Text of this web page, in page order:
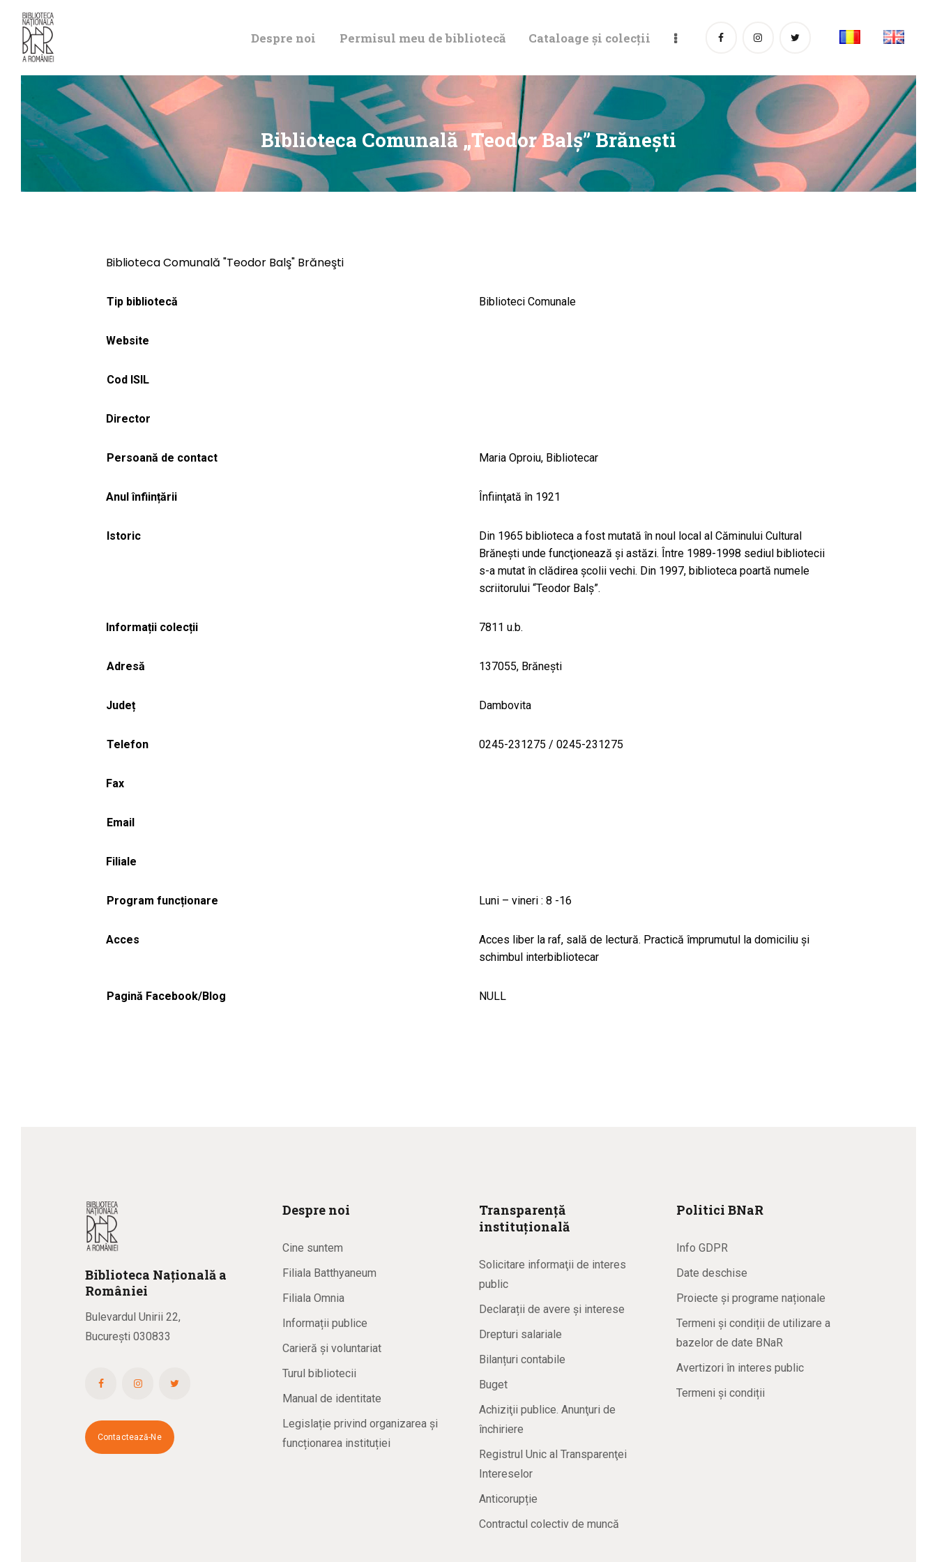
Despre noi Permisul meu de bibliotecă Cataloage și colecții
Biblioteca Comunală „Teodor Balş” Brăneşti
DE BIBLIOTECĂ
CATALOAGE ȘI
COLECȚII
Biblioteca Comunală "Teodor Balş" Brăneşti
Tip bibliotecă Biblioteci Comunale
Website
Cod ISIL
Director
Persoană de contact Maria Oproiu, Bibliotecar
Anul înființării Înfiinţată în 1921
Istoric
Din 1965 biblioteca a fost mutată în noul local al Căminului Cultural
Brăneşti unde funcţionează şi astăzi. Între 1989-1998 sediul bibliotecii
s-a mutat în clădirea şcolii vechi. Din 1997, biblioteca poartă numele
scriitorului “Teodor Balş”.
Informații colecții 7811 u.b.
Adresă 137055, Brăneşti
Județ Dambovita
Telefon 0245-231275 / 0245-231275
Fax
Email
Filiale
Program funcționare Luni – vineri : 8 -16
Acces
Acces liber la raf, sală de lectură. Practică împrumutul la domiciliu şi
schimbul interbibliotecar
Pagină Facebook/Blog NULL
Biblioteca Națională a
României
Bulevardul Unirii 22,
București 030833
Contactează-Ne
Despre noi
Cine suntem
Filiala Batthyaneum
Filiala Omnia
Informații publice
Carieră și voluntariat
Turul bibliotecii
Manual de identitate
Legislație privind organizarea și
funcționarea instituției
Transparență
instituțională
Solicitare informaţii de interes
public
Declarații de avere și interese
Drepturi salariale
Bilanțuri contabile
Buget
Achiziţii publice. Anunţuri de
închiriere
Registrul Unic al Transparenţei
Intereselor
Anticorupție
Contractul colectiv de muncă
Politici BNaR
Info GDPR
Date deschise
Proiecte și programe naționale
Termeni și condiții de utilizare a
bazelor de date BNaR
Avertizori în interes public
Termeni și condiții